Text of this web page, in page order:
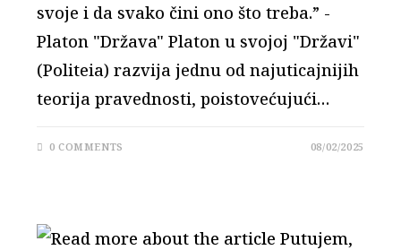
svoje i da svako čini ono što treba.” -
Platon "Država" Platon u svojoj "Državi"
(Politeia) razvija jednu od najuticajnijih
teorija pravednosti, poistovećujući…
0 COMMENTS 08/02/2025